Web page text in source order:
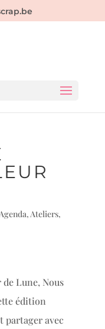
,Ateliers,
de Lune, Nous
édition
partager avec